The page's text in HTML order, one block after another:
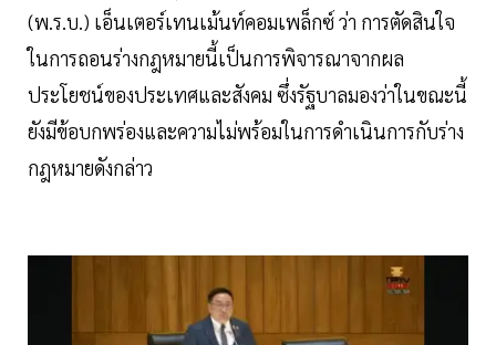
(พ.ร.บ.) เอ็นเตอร์เทนเม้นท์คอมเพล็กซ์ ว่า การตัดสินใจ
ในการถอนร่างกฎหมายนี้เป็นการพิจารณาจากผล
ประโยชน์ของประเทศและสังคม ซึ่งรัฐบาลมองว่าในขณะนี้
ยังมีข้อบกพร่องและความไม่พร้อมในการดำเนินการกับร่าง
กฎหมายดังกล่าว